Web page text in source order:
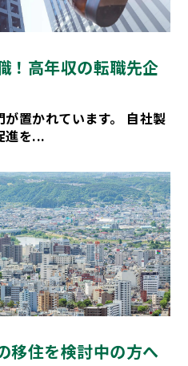
！高年収の転職先企
置かれています。 自社製
進を...
移住を検討中の方へ